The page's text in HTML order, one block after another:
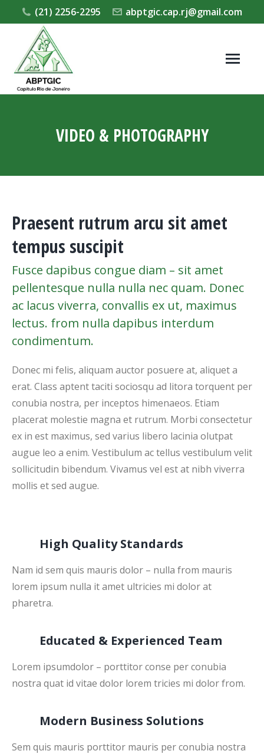
(21) 2256-2295 abptgic.cap.rj@gmail.com
VIDEO & PHOTOGRAPHY
Praesent rutrum arcu sit amet
tempus suscipit
Fusce dapibus congue diam – sit amet
pellentesque nulla nulla nec quam. Donec
ac lacus viverra, convallis ex ut, maximus
lectus. from nulla dapibus interdum
condimentum.
Donec mi felis, aliquam auctor posuere at, aliquet a
erat. Class aptent taciti sociosqu ad litora torquent per
conubia nostra, per inceptos himenaeos. Etiam
placerat molestie magna et rutrum. Morbi consectetur
ex in est maximus, sed varius libero lacinia olutpat
augue leo a enim. Vestibulum ac tellus vestibulum velit
sollicitudin bibendum. Vivamus vel est at nibh viverra
mollis et sed augue.
High Quality Standards
Nam id sem quis mauris dolor – nulla from mauris
lorem ipsum nulla it amet ultricies mi dolor at
pharetra.
Educated & Experienced Team
Lorem ipsumdolor – porttitor conse per conubia
nostra quat id vitae dolor lorem tricies mi dolor from.
Modern Business Solutions
Sem quis mauris porttitor mauris per conubia nostra